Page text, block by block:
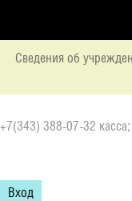
Сведения об
+7(343) 388-07-32
Вход